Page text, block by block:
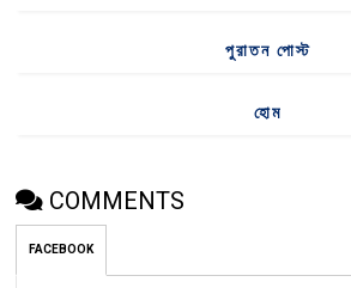
পুরাতন পোস্ট
হোম
COMMENTS
FACEBOOK